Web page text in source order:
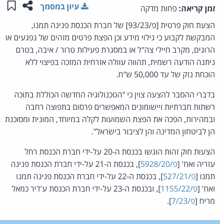
זמן קריאה: פחות מדקה שתפו
עיון במסמך
הצעת חוק פרטית [פ/93/23] של חברת הכנסת פנינה תמנו,
המבקשת לקבוע כי גילוי מידע וכן הפצת פרטים מזהים של נפגעים או
הרוגים, מקרב חיילי צה"ל או במסגרת פעילות טרור / איבה, בטרם
ניתנה הודעה רשמית, תהווה עוולה אזרחית המזכה בפיצוי ללא
הוכחת נזק של עד 50,000 ש"ח.
בדברי ההסבר להצעה צוין כי "הטכנולוגיה החדשה הכוללת בתוכה
רשתות חברתיות ויישומונים המאפשרים פרסום בתפוצה רחבה
ובמהירות, הפכה את הפצת השמועות לקלה במיוחד, המונית ומסוכנת
הן לביטחון המדינה והן לציבור בישראל".
הצעות חוק זהות הוגשו בכנסת ה-20 על-ידי חברת הכנסת רחל
עזריה ואח' [פ/5928/20
], בכנסת ה-21 על-ידי חברת הכנסת פנינה
תמנו [פ/527/21
], בכנסת ה-22 על-ידי חברת הכנסת פנינה תמנו
ואח' [פ/1155/22
], ובכנסת ה-23 על-ידי חברת הכנסת ע'דיר כמאל
מריח [פ/7/23 ].